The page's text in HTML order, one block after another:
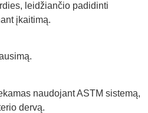
leidžiančio padidinti
įkaitimą.
naudojant ASTM sistemą,
dervą.